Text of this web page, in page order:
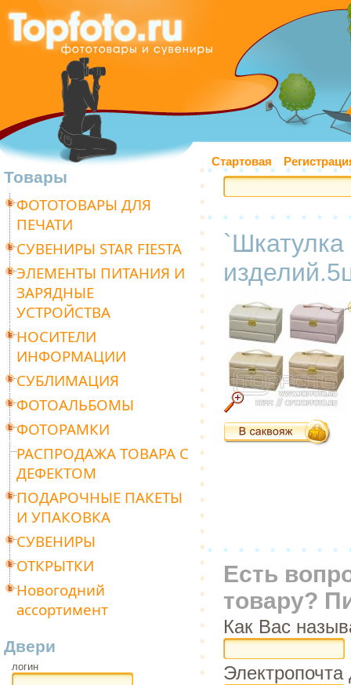
Стартовая
Товары
ФОТОТОВАРЫ ДЛЯ
ПЕЧАТИ
СУВЕНИРЫ STAR FIESTA
ЭЛЕМЕНТЫ ПИТАНИЯ И
ЗАРЯДНЫЕ
УСТРОЙСТВА
НОСИТЕЛИ
ИНФОРМАЦИИ
СУБЛИМАЦИЯ
ФОТОАЛЬБОМЫ
ФОТОРАМКИ
РАСПРОДАЖА ТОВАРА С
ДЕФЕКТОМ
ПОДАРОЧНЫЕ ПАКЕТЫ
И УПАКОВКА
СУВЕНИРЫ
ОТКРЫТКИ
Новогодний
ассортимент
Двери
логин
Есть
товару?
Как Вас